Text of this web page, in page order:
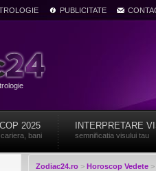
PUBLICITATE
2025
bani
INTERPRETARE
semnificatia visului tau
Zodiac24.ro > Horoscop Vedete >